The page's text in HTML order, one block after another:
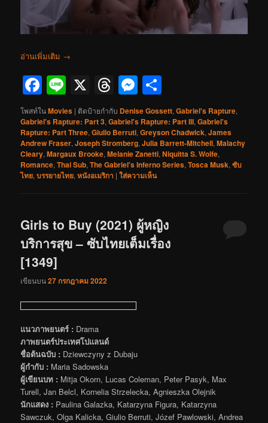
อ่านเพิ่มเติม →
Facebook
Line
X Threads
Messenger
โพสท์ในMovies | ติดป้ายกำกับ Denise Gossett,Gabriel's Rapture,
Gabriel's Rapture: Part 3,Gabriel's Rapture: Part III,Gabriel's
Rapture: Part Three,Giulio Berruti,Greyson Chadwick,James
Andrew Fraser,Joseph Stromberg,Julia Barrett-Mitchell,Malachy
Cleary,Margaux Brooke,Melanie Zanetti,Niquitta S. Wolfe,
Romance,Thai Sub,The Gabriel's Inferno Series,Tosca Musk,ซับ
ไทย,บรรยายไทย,หนังอเมริกา |ใส่ความเห็น
Girls to Buy (2021) ผู้หญิง
บริการสุข – ซับไทยเต็มเรื่อง
[1349]
เขียนบน27 กรกฎาคม 2022
แนวภาพยนตร์ : Drama
ภาพยนตร์ประเทศโปแลนด์
ชื่อต้นฉบับ : Dziewczyny z Dubaju
ผู้กำกับ : Maria Sadowska
ผู้เขียนบท : Mitja Okorn, Lucas Coleman, Peter Pasyk, Max
Turell, Jan Belcl, Kornelia Strzelecka, Agnieszka Olejnik
นักแสดง : Paulina Galazka, Katarzyna Figura, Katarzyna
Sawczuk, Olga Kalicka, Giulio Berruti, Józef Pawlowski, Andrea